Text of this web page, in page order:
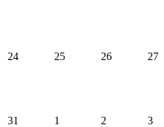
24 25 26 27
31 1 2 3